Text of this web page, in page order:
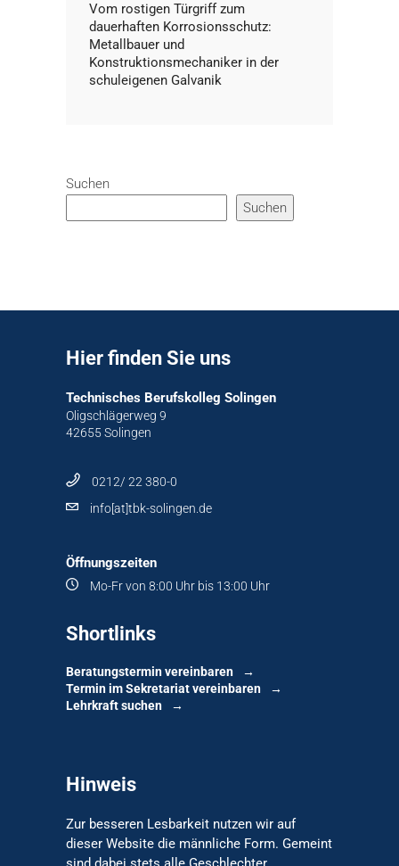
Vom rostigen Türgriff zum
dauerhaften Korrosionsschutz:
Metallbauer und
Konstruktionsmechaniker in der
schuleigenen Galvanik
Suchen
Suchen
Hier finden Sie uns
Technisches Berufskolleg Solingen
Oligschlägerweg 9
42655 Solingen
0212/ 22 380-0
info[at]tbk-solingen.de
Öffnungszeiten
Mo-Fr von 8:00 Uhr bis 13:00 Uhr
Shortlinks
Beratungstermin vereinbaren
Termin im Sekretariat vereinbaren
Lehrkraft suchen
Hinweis
Zur besseren Lesbarkeit nutzen wir auf
dieser Website die männliche Form. Gemeint